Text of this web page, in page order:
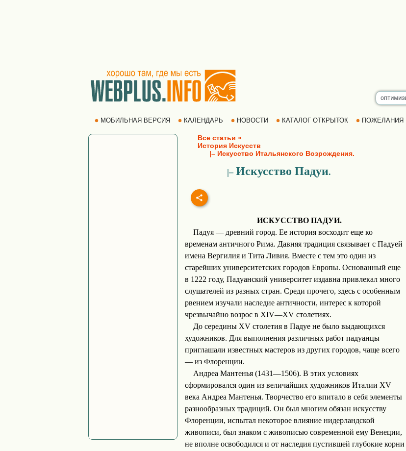
МОБИЛЬНАЯ ВЕРСИЯ КАЛЕНДАРЬ НОВОСТИ КАТАЛОГ ОТКРЫТОК ПОЖЕЛАНИЯ
Все статьи »
История Искусств
|– Искусство Итальянского Возрождения.
|– Искусство Падуи.
ИСКУССТВО ПАДУИ.
Падуя — древний город. Ее история восходит еще ко
временам античного Рима. Давняя традиция связывает с Падуей
имена Вергилия и Тита Ливия. Вместе с тем это один из
старейших университетских городов Европы. Основанный еще
в 1222 году, Падуанский университет издавна привлекал много
слушателей из разных стран. Среди прочего, здесь с особенным
рвением изучали наследие античности, интерес к которой
чрезвычайно возрос в XIV—XV столетиях.
До середины XV столетия в Падуе не было выдающихся
художников. Для выполнения различных работ падуанцы
приглашали известных мастеров из других городов, чаще всего
— из Флоренции.
Андреа Мантенья (1431—1506). В этих условиях
сформировался один из величайших художников Италии XV
века Андреа Мантенья. Творчество его впитало в себя элементы
разнообразных традиций. Он был многим обязан искусству
Флоренции, испытал некоторое влияние нидерландской
живописи, был знаком с живописью современной ему Венеции,
не вполне освободился и от наследия пустившей глубокие корни